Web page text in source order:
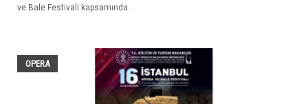
ve Bale Festivali kapsamında...
OPERA